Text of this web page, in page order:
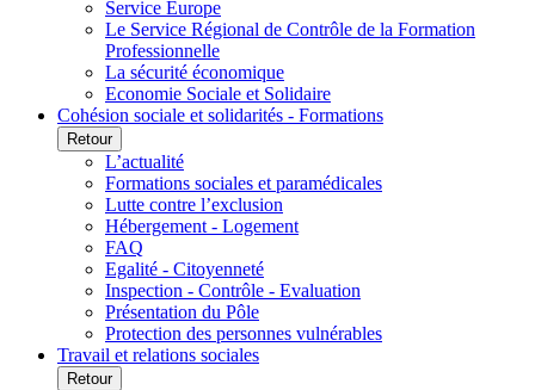
Service Europe
Le Service Régional de Contrôle de la Formation
Professionnelle
La sécurité économique
Economie Sociale et Solidaire
Cohésion sociale et solidarités - Formations
Retour
L’actualité
Formations sociales et paramédicales
Lutte contre l’exclusion
Hébergement - Logement
FAQ
Egalité - Citoyenneté
Inspection - Contrôle - Evaluation
Présentation du Pôle
Protection des personnes vulnérables
Travail et relations sociales
Retour